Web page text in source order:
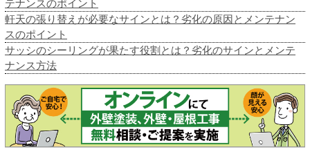
テナンスのポイント
軒天の張り替えが必要なサインとは？劣化の原因とメンテナン
スのポイント
サッシのシーリングが果たす役割とは？劣化のサインとメンテ
ナンス方法